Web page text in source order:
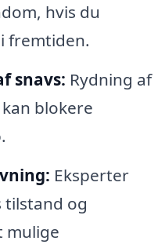
hvis du
fremtiden.
snavs: Rydning af
blokere
Eksperter
tilstand og
mulige